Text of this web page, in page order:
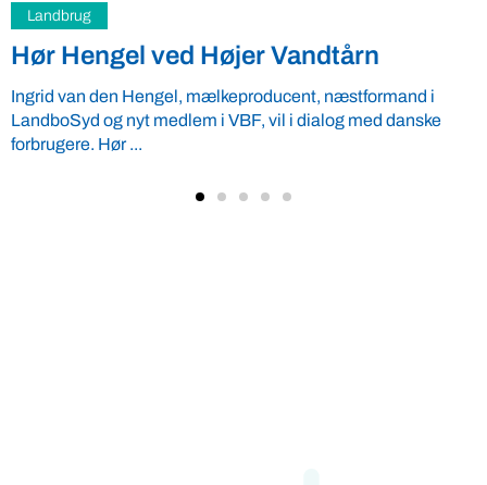
Design
Landmandssønner erobrer verden: De
gamle skal lære af de unge
En deleplatform fra to landmandssønner har succes i
Danmark, England og New Zealand. De melder sig også ind i